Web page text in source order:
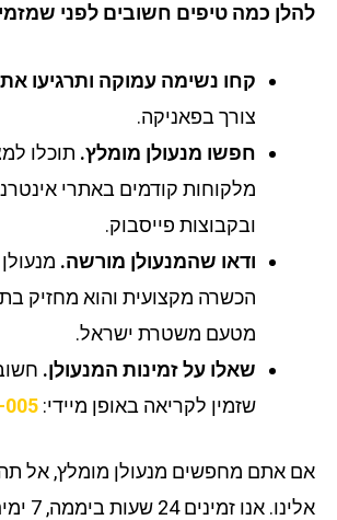
כמה טיפים חשובים לפני שמזמינים
קחו נשימה עמוקה ותרגיעו את
צורך בפאניקה.
חפשו מנעולן מומלץ.תוכלו למצוא
מלקוחות קודמים באתרי אינטרנט,
ובקבוצות פייסבוק.
ודאו שהמנעולן מורשה.מנעולן
הכשרה מקצועית והוא מחזיק
מטעם משטרת ישראל.
שאלו על זמינות המנעולן.חשוב
שזמין לקריאה באופן מיידי:005
אתם מחפשים מנעולן מומלץ, אל תהססו
אלינו. אנו זמינים 24 שעות